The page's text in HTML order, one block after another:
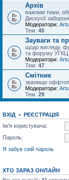
Архів
важливі теми,
Дискусії
Модератори:
Тем: 45
Зауваги та
щодо вигляду,
та форуму УГКЦ.
Модератори:
Тем: 47
Смітник
звалище
Модератори:
Тем: 29
ВХІД • РЕЄСТРАЦІЯ
Ім'я користувача:
Пароль:
Я забув свій пароль
ХТО ЗАРАЗ ОНЛАЙН